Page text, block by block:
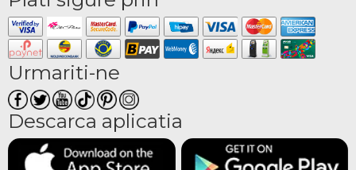
Urmariti-ne
Descarca aplicatia